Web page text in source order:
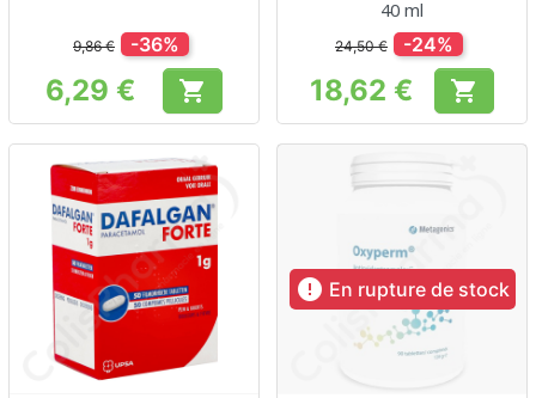
9,86 € -36%
Prix
6,29 € 
40 ml
24,50 € -24%
Prix
18,62 € 
 En rupture de stock